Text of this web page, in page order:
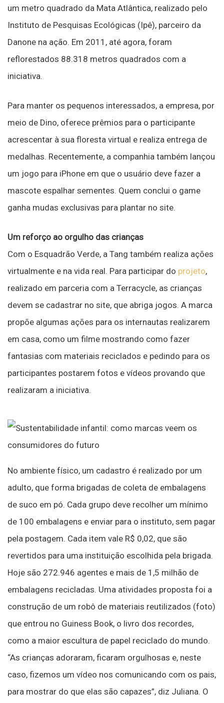
um metro quadrado da Mata Atlântica, realizado pelo
Instituto de Pesquisas Ecológicas (Ipê), parceiro da
Danone na ação. Em 2011, até agora, foram
reflorestados 88.318 metros quadrados com a
iniciativa.
Para manter os pequenos interessados, a empresa, por
meio de Dino, oferece prêmios para o participante
acrescentar à sua floresta virtual e realiza entrega de
medalhas. Recentemente, a companhia também lançou
um jogo para iPhone em que o usuário deve fazer a
mascote espalhar sementes. Quem conclui o game
ganha mudas exclusivas para plantar no site.
Um reforço ao orgulho das crianças
Com o Esquadrão Verde, a Tang também realiza ações
virtualmente e na vida real. Para participar do projeto,
realizado em parceria com a Terracycle, as crianças
devem se cadastrar no site, que abriga jogos. A marca
propõe algumas ações para os internautas realizarem
em casa, como um filme mostrando como fazer
fantasias com materiais reciclados e pedindo para os
participantes postarem fotos e vídeos provando que
realizaram a iniciativa.
No ambiente físico, um cadastro é realizado por um
adulto, que forma brigadas de coleta de embalagens
de suco em pó. Cada grupo deve recolher um mínimo
de 100 embalagens e enviar para o instituto, sem pagar
pela postagem. Cada item vale R$ 0,02, que são
revertidos para uma instituição escolhida pela brigada.
Hoje são 272.946 agentes e mais de 1,5 milhão de
embalagens recicladas. Uma atividades proposta foi a
construção de um robô de materiais reutilizados (foto)
que entrou no Guiness Book, o livro dos recordes,
como a maior escultura de papel reciclado do mundo.
“As crianças adoraram, ficaram orgulhosas e, neste
caso, fizemos um vídeo nos comunicando com os pais,
para mostrar do que elas são capazes”, diz Juliana. O